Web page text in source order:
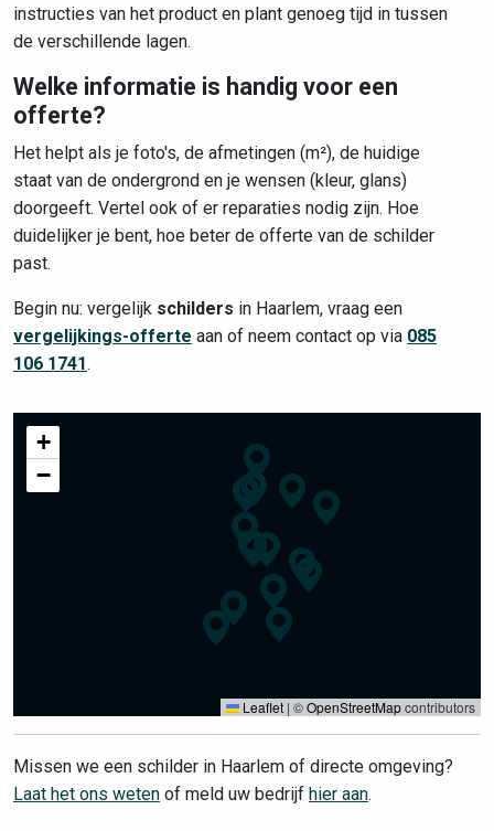
instructies van het product en plant genoeg tijd in tussen
de verschillende lagen.
Welke informatie is handig voor een
offerte?
Het helpt als je foto's, de afmetingen (m²), de huidige
staat van de ondergrond en je wensen (kleur, glans)
doorgeeft. Vertel ook of er reparaties nodig zijn. Hoe
duidelijker je bent, hoe beter de offerte van de schilder
past.
Begin nu: vergelijk schilders in Haarlem, vraag een
vergelijkings-offerte aan of neem contact op via 085
106 1741.
+
−
Leaflet | ©OpenStreetMapcontributors
Missen we een schilder in Haarlem of directe omgeving?
Laat het ons weten of meld uw bedrijf hier aan.